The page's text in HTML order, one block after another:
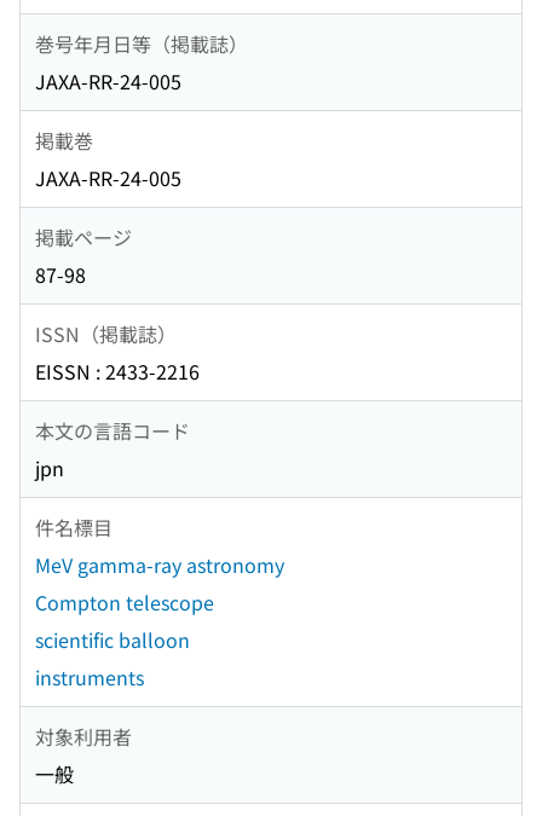
巻号年月日等（掲載誌）
JAXA-RR-24-005
掲載巻
JAXA-RR-24-005
掲載ページ
87-98
ISSN（掲載誌）
EISSN : 2433-2216
本文の言語コード
jpn
件名標目
MeV gamma-ray astronomy
Compton telescope
scientific balloon
instruments
対象利用者
一般